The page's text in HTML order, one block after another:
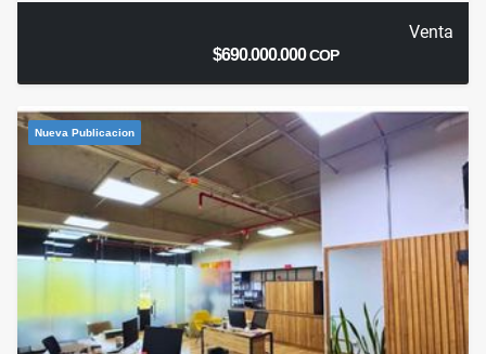
Venta
$690.000.000COP
Nueva Publicacion